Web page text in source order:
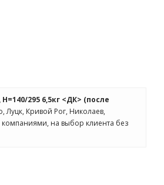
295 6,5кг <ДК> (после
Луцк, Кривой Рог, Николаев,
на выбор клиента без